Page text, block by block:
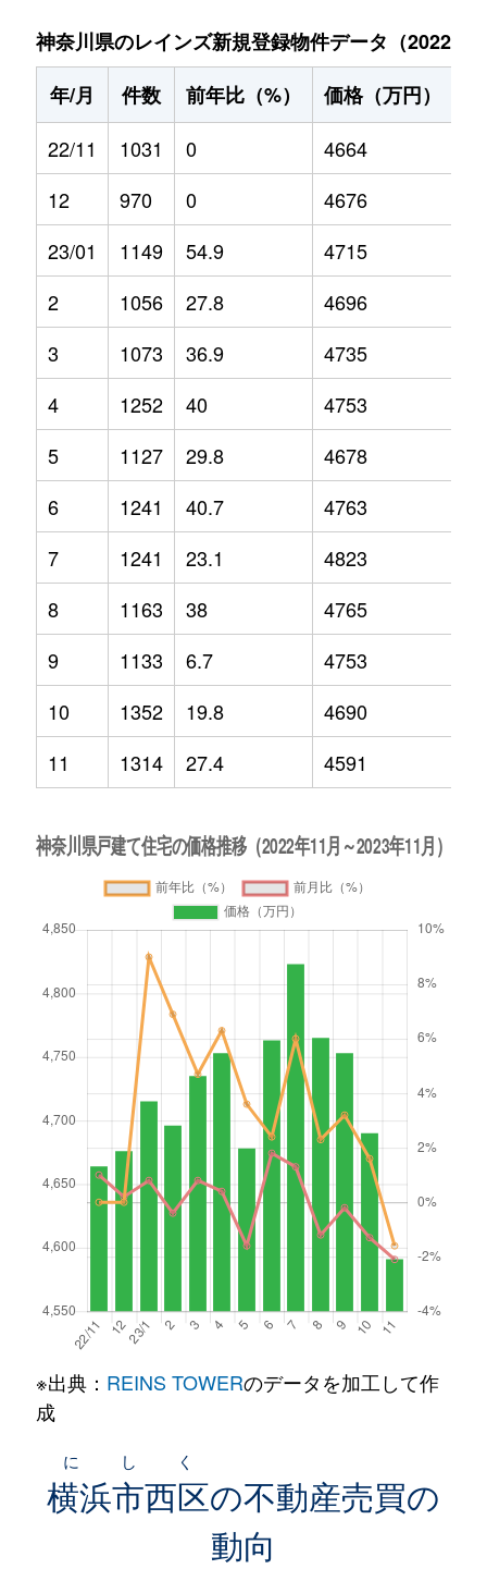
神奈川県のレインズ新規登録物件データ（2022年
年/月
件数 前年比（%） 価格（万円）
22/11
1031 0 4664
12
970 0 4676
23/01
1149 54.9 4715
2
1056 27.8 4696
3
1073 36.9 4735
4
1252 40 4753
5
1127 29.8 4678
6
1241 40.7 4763
7
1241 23.1 4823
8
1163 38 4765
9
1133 6.7 4753
10
1352 19.8 4690
11
1314 27.4 4591
※出典： REINS TOWERのデータを加工して作
成
横浜市西区
にしく
の不動産売買の
動向